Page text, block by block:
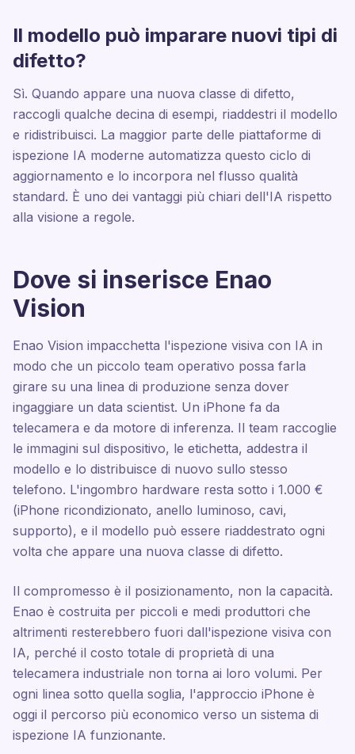
Il modello può imparare nuovi tipi di
difetto?
Sì. Quando appare una nuova classe di difetto,
raccogli qualche decina di esempi, riaddestri il modello
e ridistribuisci. La maggior parte delle piattaforme di
ispezione IA moderne automatizza questo ciclo di
aggiornamento e lo incorpora nel flusso qualità
standard. È uno dei vantaggi più chiari dell'IA rispetto
alla visione a regole.
Dove si inserisce Enao
Vision
Enao Vision impacchetta l'ispezione visiva con IA in
modo che un piccolo team operativo possa farla
girare su una linea di produzione senza dover
ingaggiare un data scientist. Un iPhone fa da
telecamera e da motore di inferenza. Il team raccoglie
le immagini sul dispositivo, le etichetta, addestra il
modello e lo distribuisce di nuovo sullo stesso
telefono. L'ingombro hardware resta sotto i 1.000 €
(iPhone ricondizionato, anello luminoso, cavi,
supporto), e il modello può essere riaddestrato ogni
volta che appare una nuova classe di difetto.
Il compromesso è il posizionamento, non la capacità.
Enao è costruita per piccoli e medi produttori che
altrimenti resterebbero fuori dall'ispezione visiva con
IA, perché il costo totale di proprietà di una
telecamera industriale non torna ai loro volumi. Per
ogni linea sotto quella soglia, l'approccio iPhone è
oggi il percorso più economico verso un sistema di
ispezione IA funzionante.